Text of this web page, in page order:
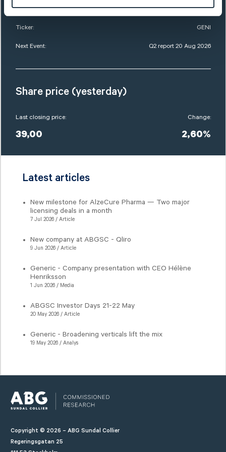
Market Cap: 479,0 SEKm
Ticker: GENI
Next Event: Q2 report 20 Aug 2026
Share price (yesterday)
Last closing price:
39,00
Change:
2,60%
Latest articles
New milestone for AlzeCure Pharma — Two major
licensing deals in a month
7 Jul 2026 / Article
New company at ABGSC - Qliro
9 Jun 2026 / Article
Generic - Company presentation with CEO Hélène
Henriksson
1 Jun 2026 / Media
ABGSC Investor Days 21-22 May
20 May 2026 / Article
Generic - Broadening verticals lift the mix
19 May 2026 / Analys
Copyright © 2026 – ABG Sundal Collier
Regeringsgatan 25